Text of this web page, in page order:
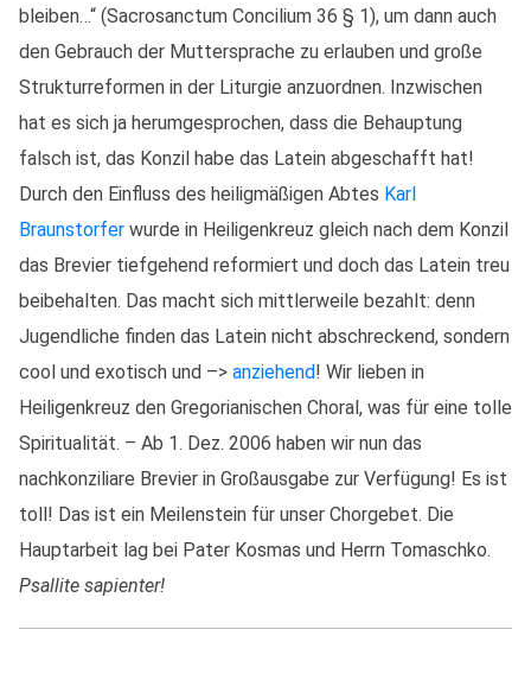
bleiben…“ (Sacrosanctum Concilium 36 § 1), um dann auch
den Gebrauch der Muttersprache zu erlauben und große
Strukturreformen in der Liturgie anzuordnen. Inzwischen
hat es sich ja herumgesprochen, dass die Behauptung
falsch ist, das Konzil habe das Latein abgeschafft hat!
Durch den Einfluss des heiligmäßigen Abtes Karl
Braunstorfer wurde in Heiligenkreuz gleich nach dem Konzil
das Brevier tiefgehend reformiert und doch das Latein treu
beibehalten. Das macht sich mittlerweile bezahlt: denn
Jugendliche finden das Latein nicht abschreckend, sondern
cool und exotisch und –> anziehend! Wir lieben in
Heiligenkreuz den Gregorianischen Choral, was für eine tolle
Spiritualität. – Ab 1. Dez. 2006 haben wir nun das
nachkonziliare Brevier in Großausgabe zur Verfügung! Es ist
toll! Das ist ein Meilenstein für unser Chorgebet. Die
Hauptarbeit lag bei Pater Kosmas und Herrn Tomaschko.
Psallite sapienter!